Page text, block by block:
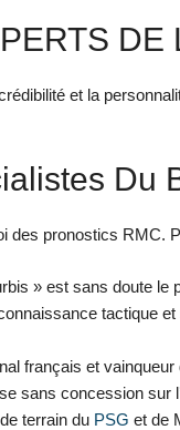
et la
Du
des pronostics RMC.
» est sans doute le
tactique
français et
sans concession sur
terrain du PSG et de